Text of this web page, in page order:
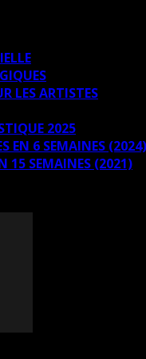
LES ARTISTES
2025
EN 6 SEMAINES (2024)
15 SEMAINES (2021)